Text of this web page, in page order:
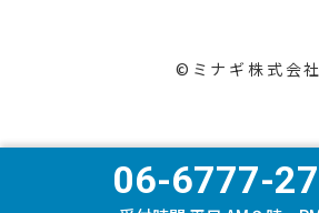
©︎ミナギ株式会社
06-6777-